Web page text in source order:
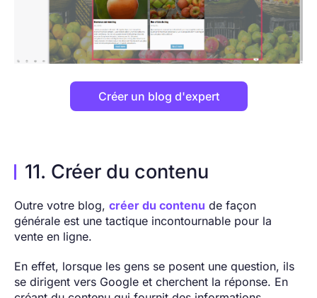
Créer un blog d'expert
11. Créer du contenu
Outre votre blog, créer du contenu de façon
générale est une tactique incontournable pour la
vente en ligne.
En effet, lorsque les gens se posent une question, ils
se dirigent vers Google et cherchent la réponse. En